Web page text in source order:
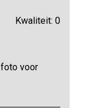
Kwaliteit: 0
foto voor